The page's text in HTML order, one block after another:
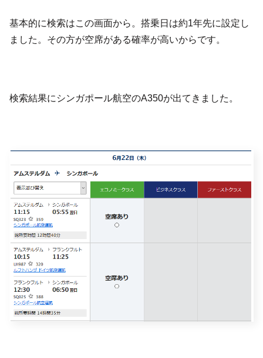
基本的に検索はこの画面から。搭乗日は約1年先に設定し
ました。その方が空席がある確率が高いからです。
検索結果にシンガポール航空のA350が出てきました。